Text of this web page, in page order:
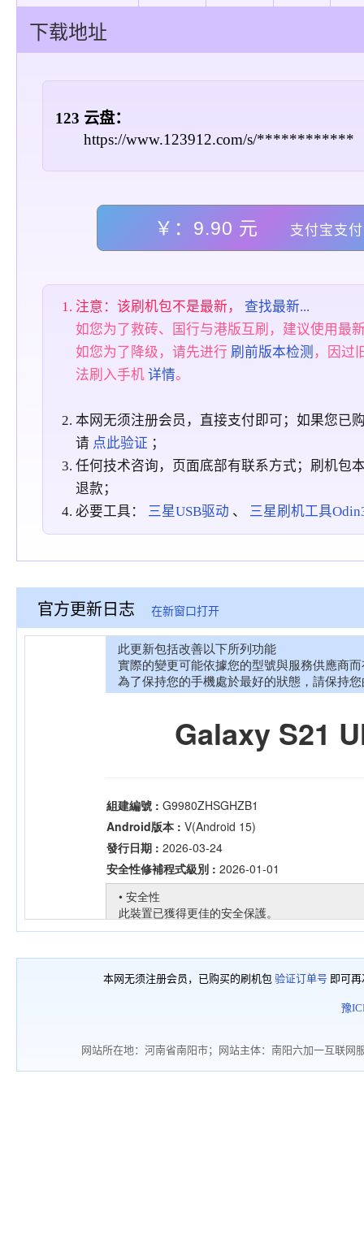
下载地址
123 云盘：
https://www.123912.com/s/************
￥：9.90 元 支付宝支付
注意：该刷机包不是最新， 查找最新...
如您为了救砖、国行与港版互刷，建议使用最
如您为了降级，请先进行 刷前版本检测 ，因过
法刷入手机详情。
本网无须注册会员，直接支付即可；如果您已
请 点此验证 ；
任何技术咨询，页面底部有联系方式；刷机包
退款；
必要工具： 三星USB驱动 、 三星刷机工具
官方更新日志 在新窗口打开
本网无须注册会员，已购买的刷机包 验证订单号 即可
豫
网站所在地：河南省南阳市；网站主体：南阳六加一互联